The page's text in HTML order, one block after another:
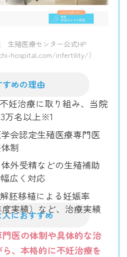
生殖医療センター公式HP
hospital.com/infertility/）
すめの理由
妊治療に取り組み、当院
万名以上※1
会認定生殖医療専門医
制
外受精などの生殖補助
広く対応
胚移植による妊娠率
実績）など、治療実績
におすすめ
門医の体制や具体的な治
、本格的に不妊治療を